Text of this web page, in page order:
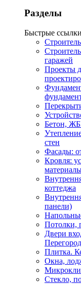
Разделы
Быстрые ссылки
гаражей
Проекты
Бетон,
стен
Фасады:
Кровля:
коттеджа
панели)
Потолки,
Двери
Плитка.
Окна,
Стекло,